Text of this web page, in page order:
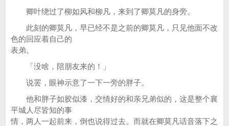
卿叶绕过了柳如风和柳凡，来到了卿莫凡的身旁。
此刻的卿莫凡，早已经不是之前的卿莫凡，只见他面不改
色的回应着自己的
表弟。
「没啥，陪朋友来的！」
说罢，眼神示意了一下一旁的胖子。
他和胖子如胶似漆，交情好的和亲兄弟似的，这是整个襄
平城人尽皆知的事
情，两人一起前来，倒也说得过去。而就在卿莫凡话音落下之